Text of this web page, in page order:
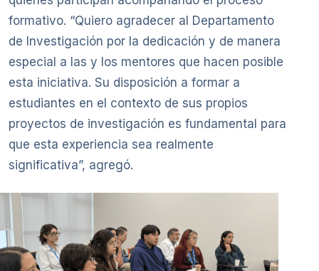
formativo. “Quiero agradecer al Departamento
de Investigación por la dedicación y de manera
especial a las y los mentores que hacen posible
esta iniciativa. Su disposición a formar a
estudiantes en el contexto de sus propios
proyectos de investigación es fundamental para
que esta experiencia sea realmente
significativa”, agregó.